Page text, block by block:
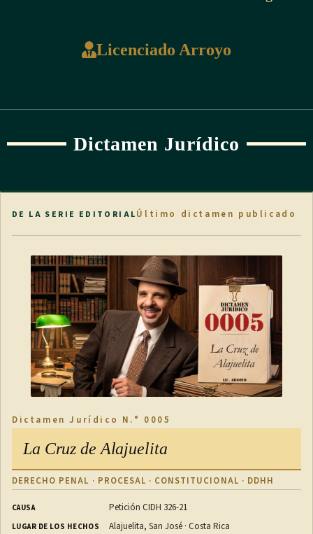
Licenciado Arroyo
Dictamen Jurídico
DE LA SERIE EDITORIALÚltimo dictamen publicado
Dictamen Jurídico N.° 0005
La Cruz de Alajuelita
DERECHO PENAL · PROCESAL · CONSTITUCIONAL · DDHH
CAUSA Petición CIDH 326-21
LUGAR DE LOS HECHOS Alajuelita, San José · Costa Rica